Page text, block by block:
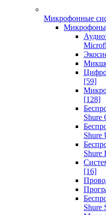
Микрофонные
[59]
[128]
Shure
Shure
Shure
[16]
Shure